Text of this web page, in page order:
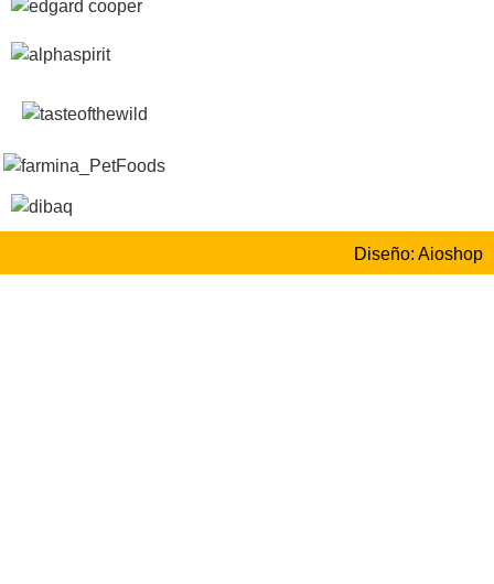
Diseño: Aioshop